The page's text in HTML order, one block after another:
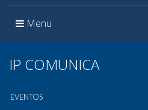
Toggle
Menu
IP COMUNICA
EVENTOS